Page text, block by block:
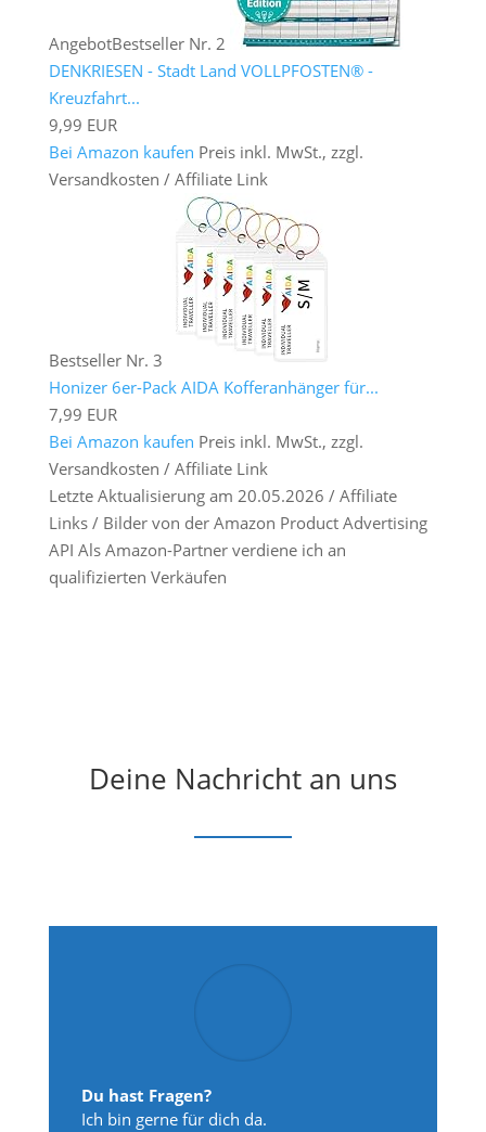
AngebotBestseller Nr. 2
DENKRIESEN - Stadt Land VOLLPFOSTEN® -
Kreuzfahrt...
9,99 EUR
Bei Amazon kaufen Preis inkl. MwSt., zzgl.
Versandkosten / Affiliate Link
Bestseller Nr. 3
Honizer 6er-Pack AIDA Kofferanhänger für...
7,99 EUR
Bei Amazon kaufen Preis inkl. MwSt., zzgl.
Versandkosten / Affiliate Link
Letzte Aktualisierung am 20.05.2026 / Affiliate
Links / Bilder von der Amazon Product Advertising
API Als Amazon-Partner verdiene ich an
qualifizierten Verkäufen
Deine Nachricht an uns
Du hast Fragen?
Ich bin gerne für dich da.